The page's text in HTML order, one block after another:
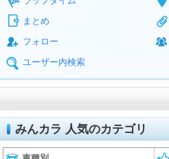
まとめ
フォロー
ユーザー内検索
みんカラ 人気のカテゴリ